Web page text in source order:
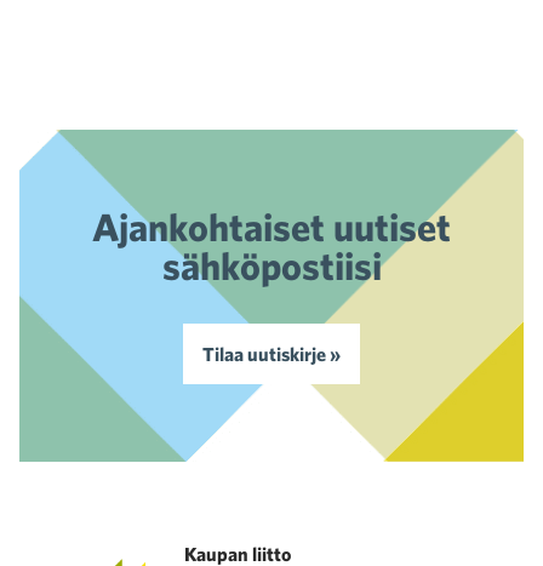
Ajankohtaiset uutiset
sähköpostiisi
Tilaa uutiskirje »
Kaupan liitto